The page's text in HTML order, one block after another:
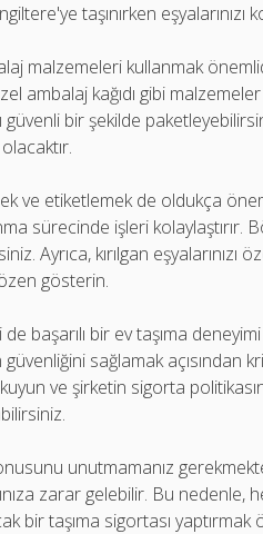
taşınırken eşyalarınızı
malzemeleri kullanmak
ambalaj kağıdı gibi
güvenli bir şekilde
ve etiketlemek de oldukça
sürecinde işleri kolaylaştırır.
Ayrıca, kırılgan eşyalarınızı
gösterin.
başarılı bir ev taşıma
güvenliğini sağlamak
ve şirketin sigorta
unutmamanız
zarar gelebilir. Bu
bir taşıma sigortası